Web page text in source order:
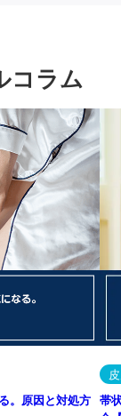
コラム
。原因と対処方 帯